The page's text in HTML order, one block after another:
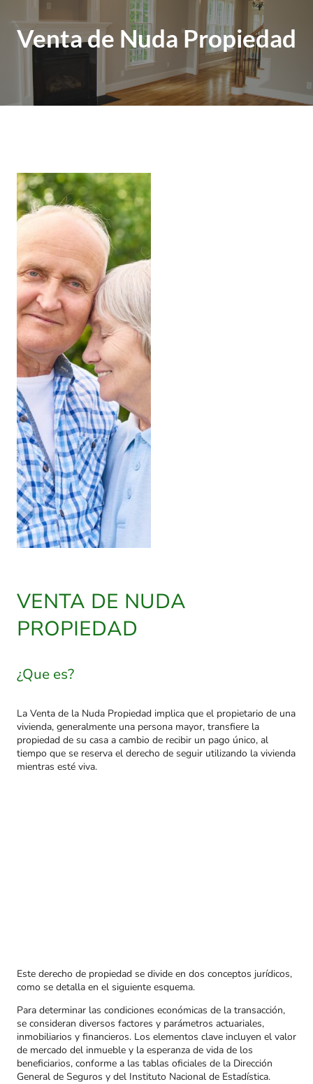
Venta de Nuda Propiedad
VENTA DE NUDA
PROPIEDAD
¿Que es?
La Venta de la Nuda Propiedad implica que el propietario de una
vivienda, generalmente una persona mayor, transfiere la
propiedad de su casa a cambio de recibir un pago único, al
tiempo que se reserva el derecho de seguir utilizando la vivienda
mientras esté viva.
Este derecho de propiedad se divide en dos conceptos jurídicos,
como se detalla en el siguiente esquema.
Para determinar las condiciones económicas de la transacción,
se consideran diversos factores y parámetros actuariales,
inmobiliarios y financieros. Los elementos clave incluyen el valor
de mercado del inmueble y la esperanza de vida de los
beneficiarios, conforme a las tablas oficiales de la Dirección
General de Seguros y del Instituto Nacional de Estadística.